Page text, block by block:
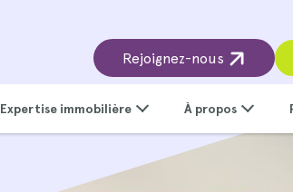
Rejoignez-nous
Expertise immobilière À propos